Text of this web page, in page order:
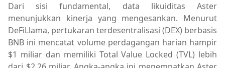
Dari sisi fundamental, data likuiditas Aster
menunjukkan kinerja yang mengesankan. Menurut
DeFiLlama, pertukaran terdesentralisasi (DEX) berbasis
BNB ini mencatat volume perdagangan harian hampir
$1 miliar dan memiliki Total Value Locked (TVL) lebih